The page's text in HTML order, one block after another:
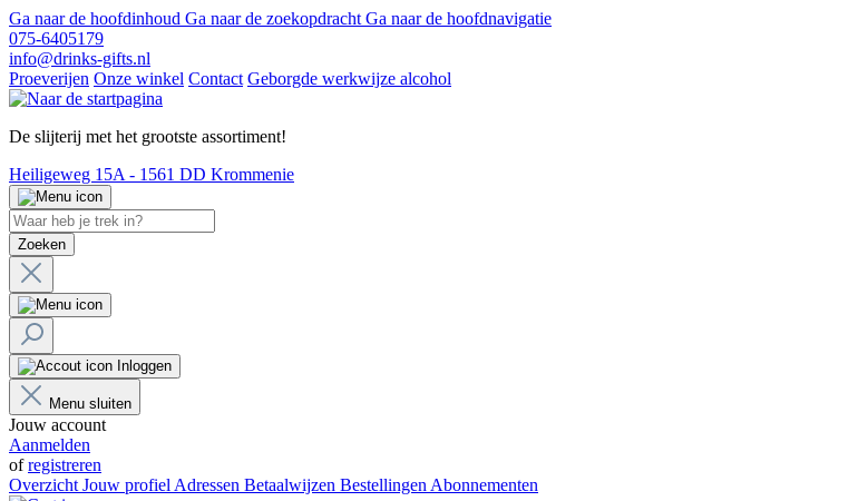
Ga naar de hoofdinhoud Ga naar de zoekopdracht Ga naar de hoofdnavigatie
075-6405179
info@drinks-gifts.nl
Proeverijen Onze winkel Contact Geborgde werkwijze alcohol
De slijterij met het grootste assortiment!
Heiligeweg 15A - 1561 DD Krommenie
Zoeken
Inloggen
Menu sluiten
Jouw account
Aanmelden
ofregistreren
Overzicht Jouw profiel Adressen Betaalwijzen Bestellingen Abonnementen